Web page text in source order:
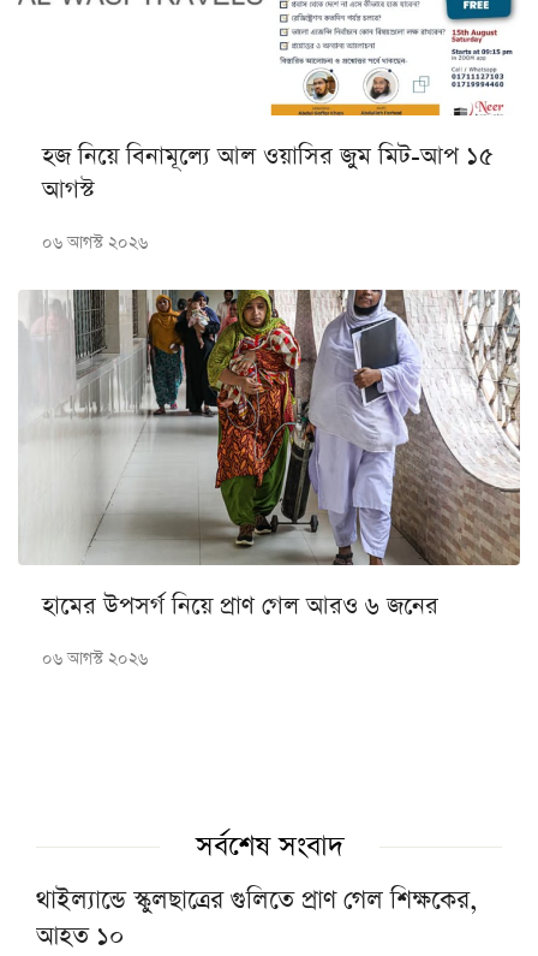
হজ নিয়ে বিনামূল্যে আল ওয়াসির জুম মিট-আপ ১৫
আগস্ট
০৬ আগস্ট ২০২৬
হামের উপসর্গ নিয়ে প্রাণ গেল আরও ৬ জনের
০৬ আগস্ট ২০২৬
সর্বশেষ সংবাদ
থাইল্যান্ডে স্কুলছাত্রের গুলিতে প্রাণ গেল শিক্ষকের,
আহত ১০